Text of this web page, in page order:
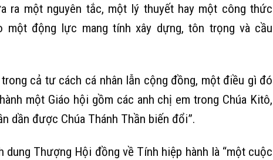
ra một nguyên tắc, một lý thuyết hay một công thức
động lực mang tính xây dựng, tôn trọng và cầu
cả tư cách cá nhân lẫn cộng đồng, một điều gì đó
một Giáo hội gồm các anh chị em trong Chúa Kitô,
dần được Chúa Thánh Thần biến đổi”.
Thượng Hội đồng về Tính hiệp hành là “một cuộc